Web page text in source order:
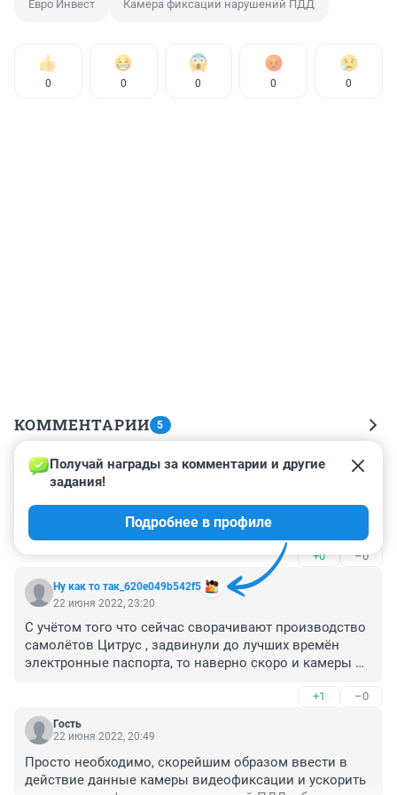
Евро Инвест Камера фиксации нарушений ПДД
0 0 0 0 0
КОММЕНТАРИИ 5
Гость
23 июня 2022, 03:02
мда, не работаю год... и сколько еще будут НЕ
+0 –0
Ну как то так_620e049b542f5
Получай награды за комментарии и другие
задания!
Подробнее в профиле
22 июня 2022, 23:20
С учётом того что сейчас сворачивают производство
самолётов Цитрус , задвинули до лучших времён
электронные паспорта, то наверно скоро и камеры
+1 –0
Гость
22 июня 2022, 20:49
Просто необходимо, скорейшим образом ввести в
действие данные камеры видеофиксации и ускорить